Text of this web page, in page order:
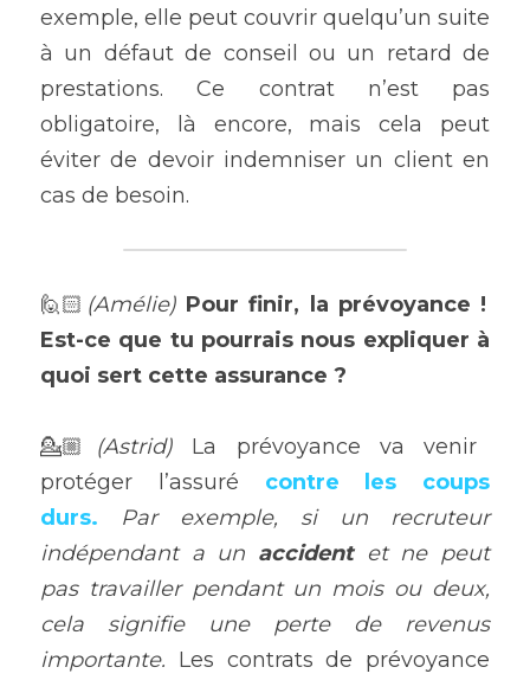
exemple, elle peut couvrir quelqu’un suite
à un défaut de conseil ou un retard de
prestations. Ce contrat n’est pas
obligatoire, là encore, mais cela peut
éviter de devoir indemniser un client en
cas de besoin.
🙋🏻 (Amélie) Pour finir, la prévoyance !
Est-ce que tu pourrais nous expliquer à
quoi sert cette assurance ?
💁🏼 (Astrid) La prévoyance va venir
protéger l’assuré contre les coups
durs.
Par exemple, si un recruteur
indépendant a un accident et ne peut
pas travailler pendant un mois ou deux,
cela signifie une perte de revenus
importante. Les contrats de prévoyance